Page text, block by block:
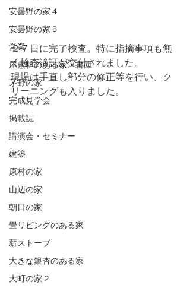
安曇野の家４
安曇野の家５
営業
屋敷林のある家・書庫
茅野の家
完成見学会
掲載誌
講演会・セミナー
建築
原村の家
山辺の家
朝日の家
畳リビングのある家
薪ストーブ
大きな銀杏のある家
大町の家２
２７日に完了検査。特に指摘事項も無
く検査済証が交付されました。
現場は手直し部分の修正等を行い、ク
リーニングも入りました。